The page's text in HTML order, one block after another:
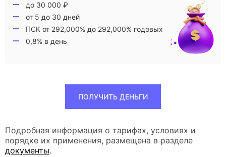
до 30 000 ₽
от 5 до 30 дней
ПСК от 292,000% до 292,000% годовых
0,8% в день
ПОЛУЧИТЬ ДЕНЬГИ
Подробная информация о тарифах, условиях и
порядке их применения, размещена в разделе
документы.